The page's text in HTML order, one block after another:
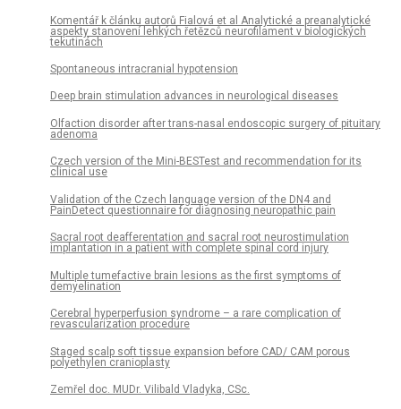
Komentář k článku autorů Fialová et al Analytické a preanalytické
aspekty stanovení lehkých řetězců neurofilament v biologických
tekutinách
Spontaneous intracranial hypotension
Deep brain stimulation advances in neurological diseases
Olfaction disorder after trans-nasal endoscopic surgery of pituitary
adenoma
Czech version of the Mini-BESTest and recommendation for its
clinical use
Validation of the Czech language version of the DN4 and
PainDetect questionnaire for diagnosing neuropathic pain
Sacral root deafferentation and sacral root neurostimulation
implantation in a patient with complete spinal cord injury
Multiple tumefactive brain lesions as the first symptoms of
demyelination
Cerebral hyperperfusion syndrome – a rare complication of
revascularization procedure
Staged scalp soft tissue expansion before CAD/ CAM porous
polyethylen cranioplasty
Zemřel doc. MUDr. Vilibald Vladyka, CSc.